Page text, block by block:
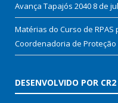
Avança Tapajós 2040 8 de
Matérias do Curso de
Coordenadoria de Proteção
DESENVOLVIDO POR CR2